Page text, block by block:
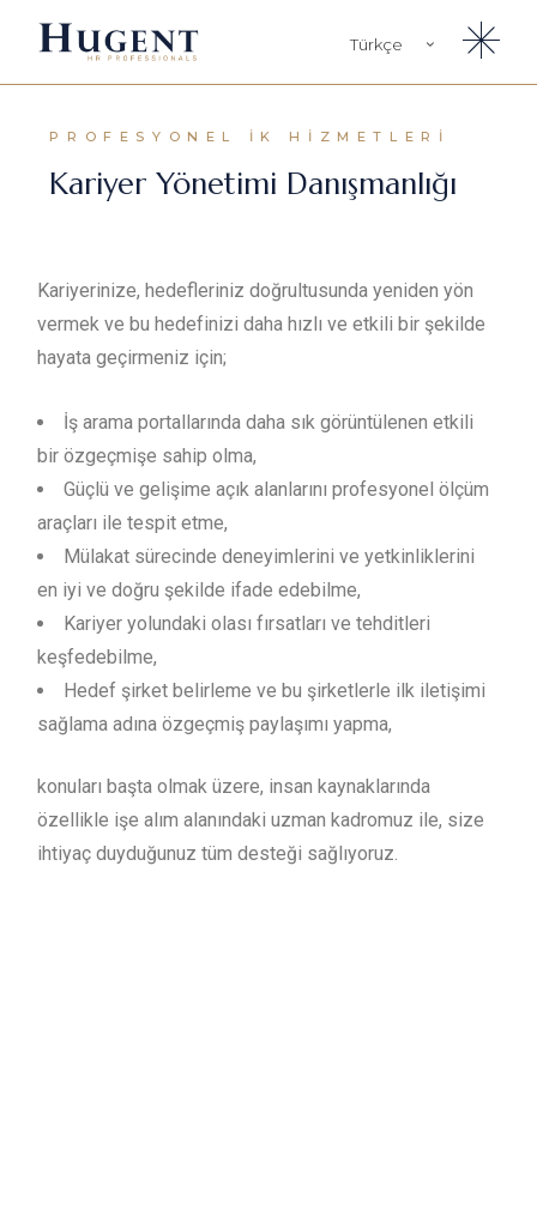
Türkçe
PROFESYONEL İK HIZMETLERI
Kariyer Yönetimi Danışmanlığı
Kariyerinize, hedefleriniz doğrultusunda yeniden yön
vermek ve bu hedefinizi daha hızlı ve etkili bir şekilde
hayata geçirmeniz için;
İş arama portallarında daha sık görüntülenen etkili
bir özgeçmişe sahip olma,
Güçlü ve gelişime açık alanlarını profesyonel ölçüm
araçları ile tespit etme,
Mülakat sürecinde deneyimlerini ve yetkinliklerini
en iyi ve doğru şekilde ifade edebilme,
Kariyer yolundaki olası fırsatları ve tehditleri
keşfedebilme,
Hedef şirket belirleme ve bu şirketlerle ilk iletişimi
sağlama adına özgeçmiş paylaşımı yapma,
konuları başta olmak üzere, insan kaynaklarında
özellikle işe alım alanındaki uzman kadromuz ile, size
ihtiyaç duyduğunuz tüm desteği sağlıyoruz.